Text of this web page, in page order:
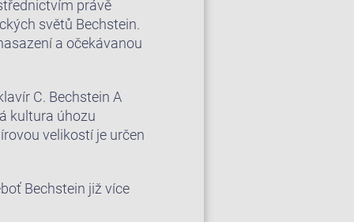
právě
světů Bechstein.
a očekávanou
C. Bechstein A
kultura úhozu
velikostí je určen
Bechstein již více